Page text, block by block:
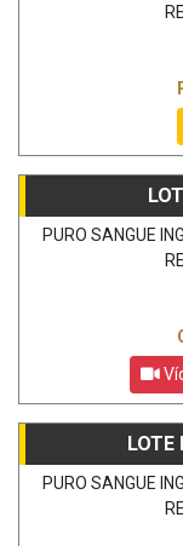
PURO SANGUE
LOTE
PURO SANGUE